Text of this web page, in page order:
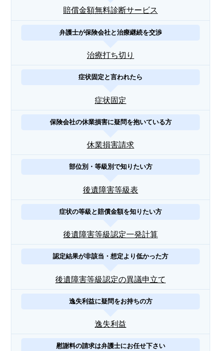
賠償金額無料診断サービス
弁護士が保険会社と治療継続を交渉
治療打ち切り
症状固定と言われたら
症状固定
保険会社の休業損害に疑問を抱いている方
休業損害請求
部位別・等級別で知りたい方
後遺障害等級表
症状の等級と賠償金額を知りたい方
後遺障害等級認定一発計算
認定結果が非該当・想定より低かった方
後遺障害等級認定の異議申立て
逸失利益に疑問をお持ちの方
逸失利益
慰謝料の請求は弁護士にお任せ下さい